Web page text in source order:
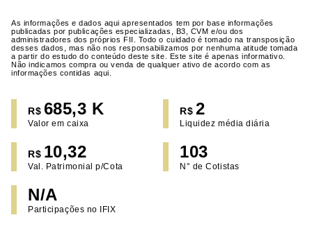
As informações e dados aqui apresentados tem por base informações
publicadas por publicações especializadas, B3, CVM e/ou dos
administradores dos próprios FII. Todo o cuidado é tomado na transposição
desses dados, mas não nos responsabilizamos por nenhuma atitude tomada
a partir do estudo do conteúdo deste site. Este site é apenas informativo.
Não indicamos compra ou venda de qualquer ativo de acordo com as
informações contidas aqui.
R$ 685,3 K
Valor em caixa
R$ 2
Liquidez média diária
R$ 10,32
Val. Patrimonial p/Cota
103
N° de Cotistas
N/A
Participações no IFIX